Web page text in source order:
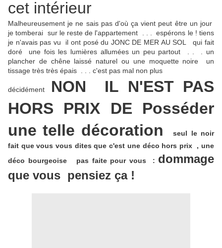
cet intérieur
Malheureusement je ne sais pas d'où ça vient peut être un jour
je tomberai sur le reste de l'appartement . . . espérons le ! tiens
je n'avais pas vu il ont posé du JONC DE MER AU SOL qui fait
doré une fois les lumières allumées un peu partout . . . un
plancher de chêne laissé naturel ou une moquette noire un
tissage très très épais . . . c'est pas mal non plus
décidément NON IL N'EST PAS
HORS PRIX DE Posséder
une telle décoration
seul le noir
fait que vous vous dites que c'est une déco hors prix , une
déco bourgeoise pas faite pour vous : dommage
que vous pensiez ça !